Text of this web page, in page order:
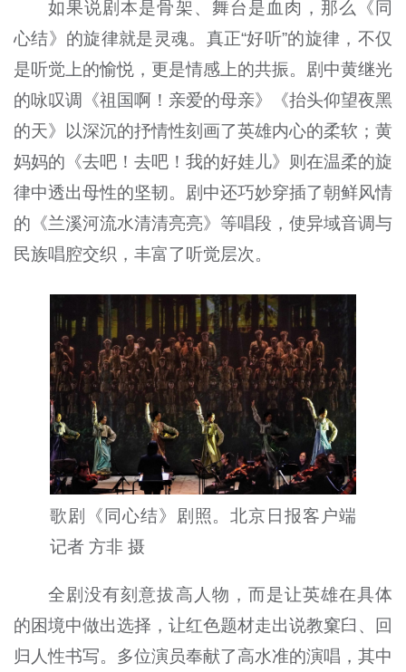
如果说剧本是骨架、舞台是血肉，那么《同
心结》的旋律就是灵魂。真正“好听”的旋律，不仅
是听觉上的愉悦，更是情感上的共振。剧中黄继光
的咏叹调《祖国啊！亲爱的母亲》《抬头仰望夜黑
的天》以深沉的抒情性刻画了英雄内心的柔软；黄
妈妈的《去吧！去吧！我的好娃儿》则在温柔的旋
律中透出母性的坚韧。剧中还巧妙穿插了朝鲜风情
的《兰溪河流水清清亮亮》等唱段，使异域音调与
民族唱腔交织，丰富了听觉层次。
歌剧《同心结》剧照。北京日报客户端
记者 方非 摄
全剧没有刻意拔高人物，而是让英雄在具体
的困境中做出选择，让红色题材走出说教窠臼、回
归人性书写。多位演员奉献了高水准的演唱，其中